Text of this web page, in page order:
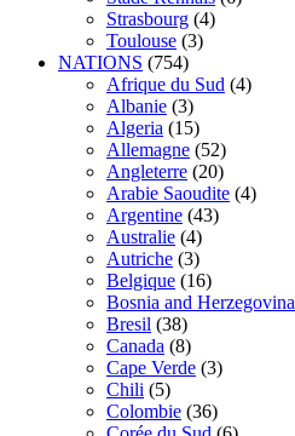
Strasbourg (4)
Toulouse (3)
NATIONS (754)
Afrique du Sud (4)
Albanie (3)
Algeria (15)
Allemagne (52)
Angleterre (20)
Arabie Saoudite (4)
Argentine (43)
Australie (4)
Autriche (3)
Belgique (16)
Bosnia and Herzegovina
Bresil (38)
Canada (8)
Cape Verde (3)
Chili (5)
Colombie (36)